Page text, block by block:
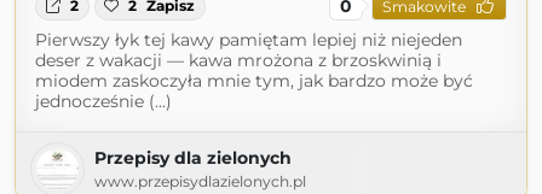
2 2 Zapisz 0 Smakowite
Pierwszy łyk tej kawy pamiętam lepiej niż niejeden
deser z wakacji — kawa mrożona z brzoskwinią i
miodem zaskoczyła mnie tym, jak bardzo może być
jednocześnie (...)
Przepisy dla zielonych
www.przepisydlazielonych.pl